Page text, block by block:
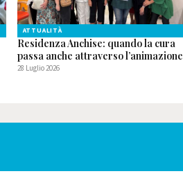
ATTUALITÀ
Residenza Anchise: quando la cura
passa anche attraverso l’animazione
28 Luglio 2026